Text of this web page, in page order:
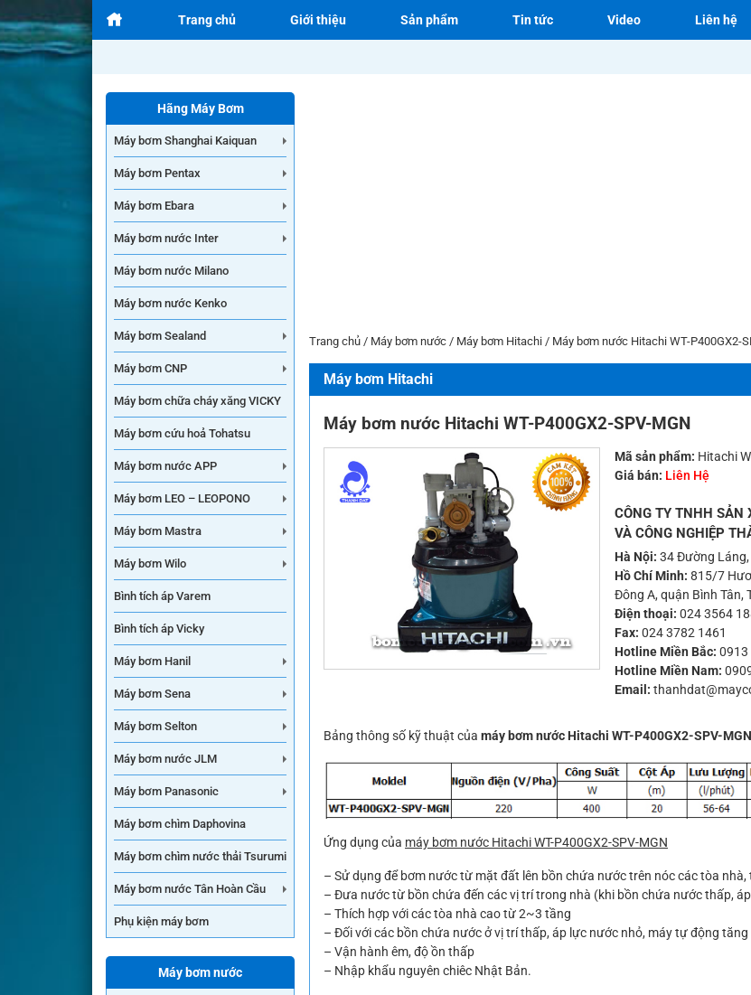
Trang chủ Giới thiệu Sản phẩm Tin tức Video Liên hệ
Hãng Máy Bơm
Máy bơm Shanghai Kaiquan
Máy bơm Pentax
Máy bơm Ebara
Máy bơm nước Inter
Máy bơm nước Milano
Máy bơm nước Kenko
Máy bơm Sealand
Máy bơm CNP
Máy bơm chữa cháy xăng VICKY
Máy bơm cứu hoả Tohatsu
Máy bơm nước APP
Máy bơm LEO – LEOPONO
Máy bơm Mastra
Máy bơm Wilo
Bình tích áp Varem
Bình tích áp Vicky
Máy bơm Hanil
Máy bơm Sena
Máy bơm Selton
Máy bơm nước JLM
Máy bơm Panasonic
Máy bơm chìm Daphovina
Máy bơm chìm nước thải Tsurumi
Máy bơm nước Tân Hoàn Cầu
Phụ kiện máy bơm
Máy bơm nước
Trang chủ / Máy bơm nước / Máy bơm Hitachi / Máy bơm nước Hitachi WT-P400GX2-
Máy bơm Hitachi
Máy bơm nước Hitachi WT-P400GX2-SPV-MGN
Mã sản phẩm: Hitachi
Giá bán: Liên Hệ
CÔNG TY TNHH SẢN
VÀ CÔNG NGHIỆP
Hà Nội: 34 Đường Láng,
Hồ Chí Minh: 815/7
Đông A, quận Bình Tân,
Điện thoại: 024 3564
Fax: 024 3782 1461
Hotline Miền Bắc: 0913
Hotline Miền Nam:
Email:
Bảng thông số kỹ thuật của máy bơm nước Hitachi WT-P400GX2-SPV-MGN
Ứng dụng của máy bơm nước Hitachi WT-P400GX2-SPV-MGN
– Sử dụng để bơm nước từ mặt đất lên bồn chứa nước trên nóc các tòa nhà,
– Đưa nước từ bồn chứa đến các vị trí trong nhà (khi bồn chứa nước thấp,
– Thích hợp với các tòa nhà cao từ 2~3 tầng
– Đối với các bồn chứa nước ở vị trí thấp, áp lực nước nhỏ, máy tự động
– Vận hành êm, độ ồn thấp
– Nhập khẩu nguyên chiêc Nhật Bản.